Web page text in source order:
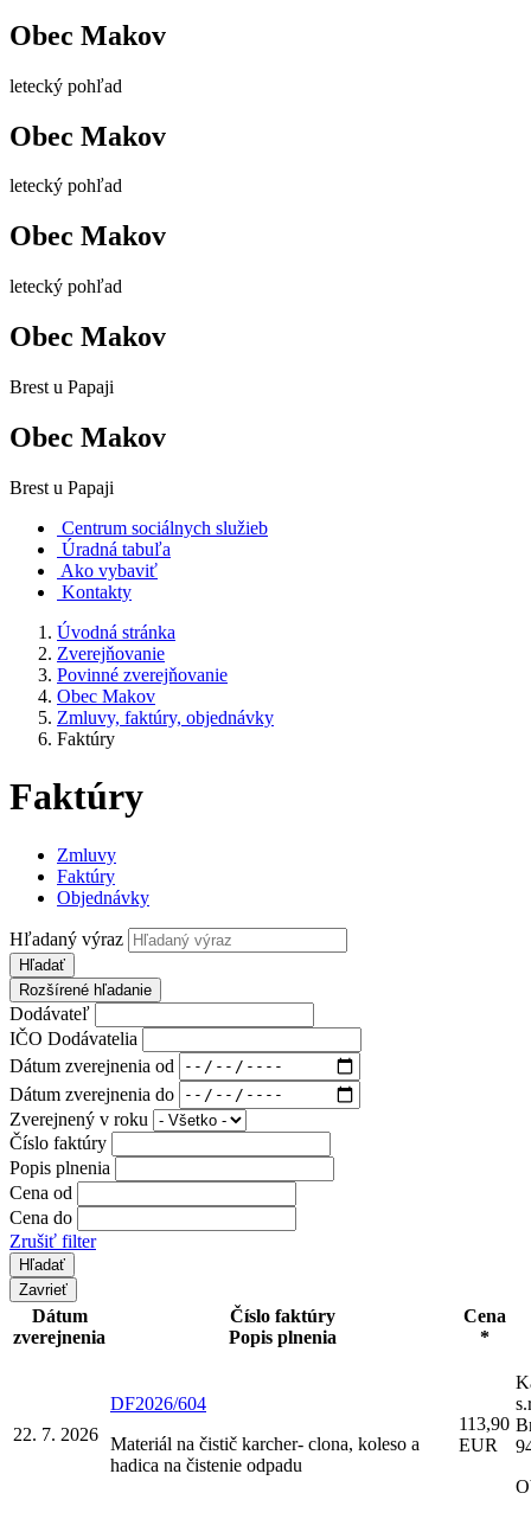
Obec Makov
letecký pohľad
Obec Makov
letecký pohľad
Obec Makov
letecký pohľad
Obec Makov
Brest u Papaji
Obec Makov
Brest u Papaji
Centrum sociálnych služieb
Úradná tabuľa
Ako vybaviť
Kontakty
Úvodná stránka
Zverejňovanie
Povinné zverejňovanie
Obec Makov
Zmluvy, faktúry, objednávky
Faktúry
Faktúry
Zmluvy
Faktúry
Objednávky
Hľadaný výraz
Hľadať
Rozšírené hľadanie
Dodávateľ
IČO Dodávatelia
Dátum zverejnenia od
Dátum zverejnenia do
Zverejnený v roku
Číslo faktúry
Popis plnenia
Cena od
Cena do
Zrušiť filter
Zavrieť
Dátum
zverejnenia
Číslo faktúry
Popis plnenia
Cena
*
22. 7. 2026
DF2026/604
Materiál na čistič karcher- clona, koleso a
hadica na čistenie odpadu
113,90
EUR